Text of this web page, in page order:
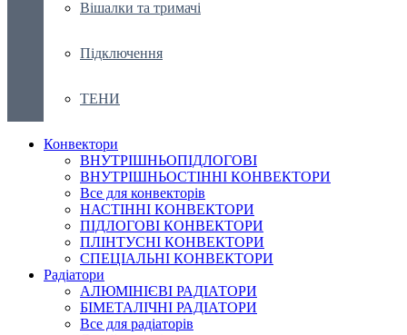
Вішалки та тримачі
Підключення
ТЕНИ
Конвектори
ВНУТРІШНЬОПІДЛОГОВІ
ВНУТРІШНЬОСТІННІ КОНВЕКТОРИ
Все для конвекторів
НАСТІННІ КОНВЕКТОРИ
ПІДЛОГОВІ КОНВЕКТОРИ
ПЛІНТУСНІ КОНВЕКТОРИ
СПЕЦІАЛЬНІ КОНВЕКТОРИ
Радіатори
АЛЮМІНІЄВІ РАДІАТОРИ
БІМЕТАЛІЧНІ РАДІАТОРИ
Все для радіаторів